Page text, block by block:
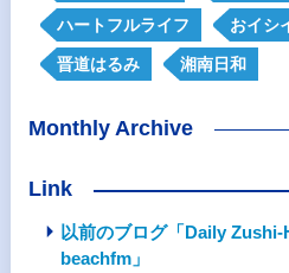
ハートフルライフ おイシ
晋道はるみ 湘南日和
Monthly Archive
Link
以前のブログ「Daily
beachfm」